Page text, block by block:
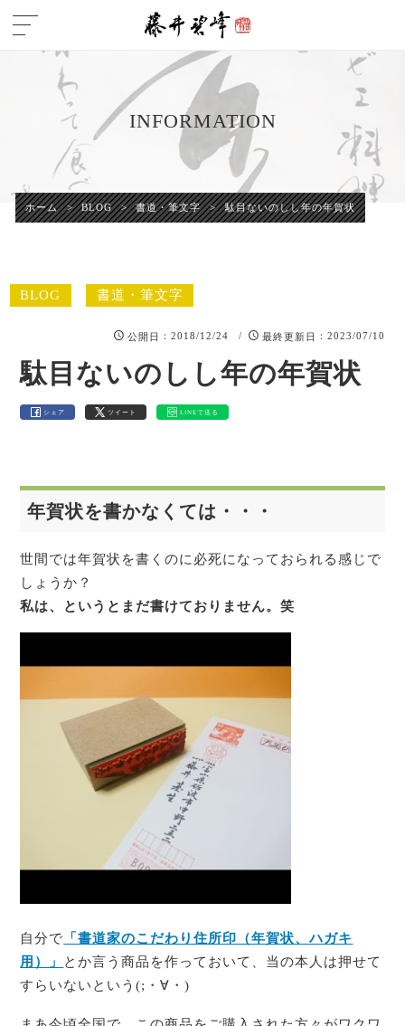
INFORMATION
ホーム > BLOG > 書道・筆文字 > 駄目ないのしし年の年賀状
BLOG 書道・筆文字
公開日 ：2018/12/24 / 最終更新日 ：2023/07/10
駄目ないのしし年の年賀状
シェア ツイート LINEで送る
年賀状を書かなくては・・・
世間では年賀状を書くのに必死になっておられる感じで
しょうか？
私は、というとまだ書けておりません。笑
自分で 「書道家のこだわり住所印（年賀状、ハガキ
用）」
とか言う商品を作っておいて、当の本人は押せて
すらいないという(;・∀・)